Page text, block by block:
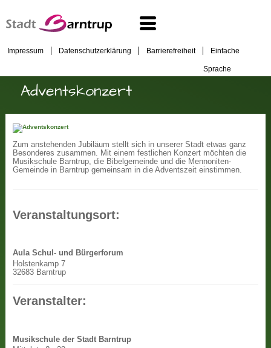
Impressum Datenschutzerklärung Barrierefreiheit Einfache
Sprache
Adventskonzert
Zum anstehenden Jubiläum stellt sich in unserer Stadt etwas ganz
Besonderes zusammen. Mit einem festlichen Konzert möchten die
Musikschule Barntrup, die Bibelgemeinde und die Mennoniten-
Gemeinde in Barntrup gemeinsam in die Adventszeit einstimmen.
Veranstaltungsort:
Aula Schul- und Bürgerforum
Holstenkamp 7
32683 Barntrup
Veranstalter:
Musikschule der Stadt Barntrup